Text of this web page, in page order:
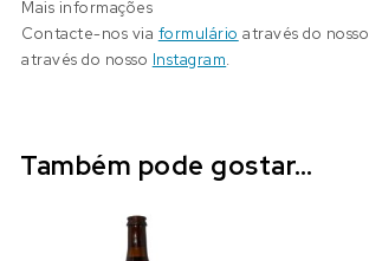
Mais informações
Contacte-nos via formulário através do nosso
através do nosso Instagram.
Também pode gostar…